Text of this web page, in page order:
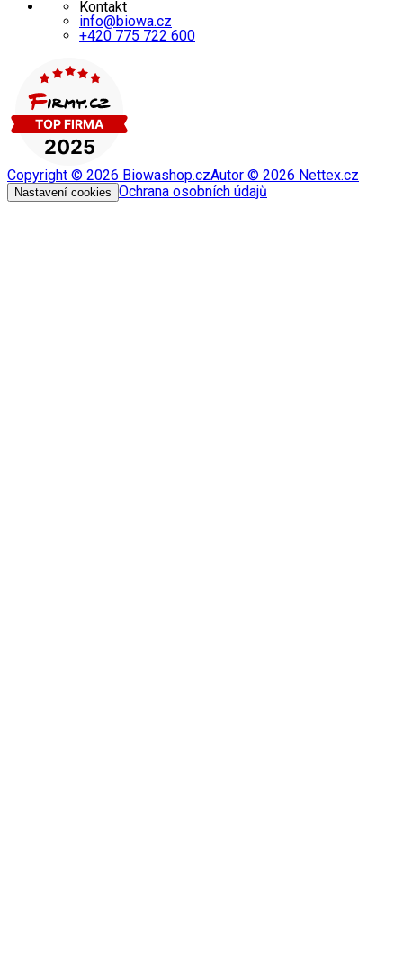
Kontakt
info@biowa.cz
+420 775 722 600
Copyright © 2026 Biowashop.czAutor © 2026 Nettex.cz
Nastavení cookies Ochrana osobních údajů